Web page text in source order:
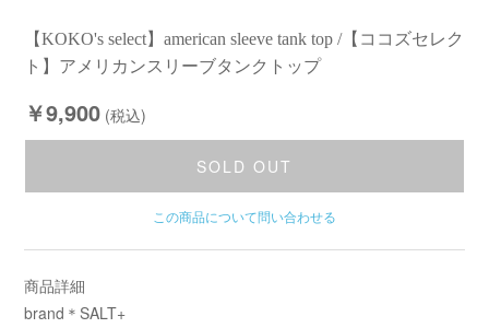
【KOKO's select】american sleeve tank top /【ココズセレク
ト】アメリカンスリーブタンクトップ
￥9,900 (税込)
SOLD OUT
この商品について問い合わせる
商品詳細
brand＊SALT+